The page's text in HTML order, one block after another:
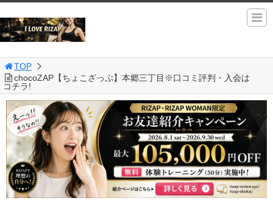
TOP
chocoZAP【ちょこざっぷ】本郷三丁目※口コミ評判・入会は
コチラ!